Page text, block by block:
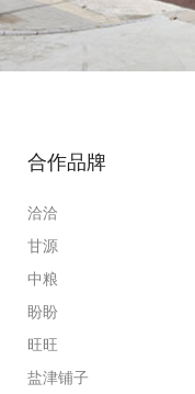
合作品牌
洽洽
甘源
中粮
盼盼
旺旺
盐津铺子